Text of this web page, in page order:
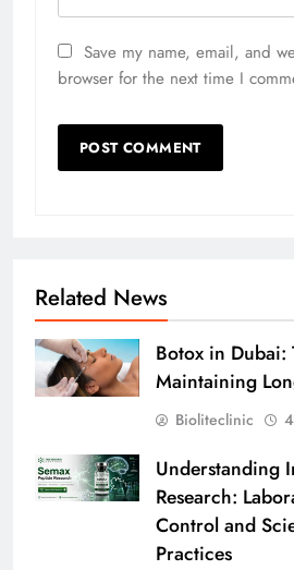
Save my name, email, and
browser for the next time I
Related News
Botox in Dubai:
Maintaining
Bioliteclinic
Understanding
Research:
Control and
Practices